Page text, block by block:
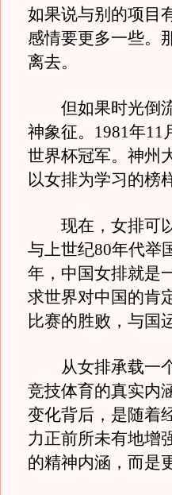
如果说与别的项目
感情要更多一些。
离去。
但如果时光倒流
神象征。1981年11
世界杯冠军。神州
以女排为学习的榜
现在，女排可以
与上世纪80年代举
年，中国女排就是
求世界对中国的肯
比赛的胜败，与国
从女排承载一个
竞技体育的真实内
变化背后，是随着
力正前所未有地增
的精神内涵，而是